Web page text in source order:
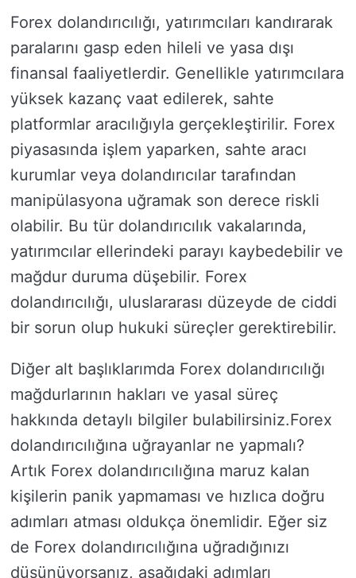
Forex dolandırıcılığı, yatırımcıları kandırarak
paralarını gasp eden hileli ve yasa dışı
finansal faaliyetlerdir. Genellikle yatırımcılara
yüksek kazanç vaat edilerek, sahte
platformlar aracılığıyla gerçekleştirilir. Forex
piyasasında işlem yaparken, sahte aracı
kurumlar veya dolandırıcılar tarafından
manipülasyona uğramak son derece riskli
olabilir. Bu tür dolandırıcılık vakalarında,
yatırımcılar ellerindeki parayı kaybedebilir ve
mağdur duruma düşebilir. Forex
dolandırıcılığı, uluslararası düzeyde de ciddi
bir sorun olup hukuki süreçler gerektirebilir.
Diğer alt başlıklarımda Forex dolandırıcılığı
mağdurlarının hakları ve yasal süreç
hakkında detaylı bilgiler bulabilirsiniz.Forex
dolandırıcılığına uğrayanlar ne yapmalı?
Artık Forex dolandırıcılığına maruz kalan
kişilerin panik yapmaması ve hızlıca doğru
adımları atması oldukça önemlidir. Eğer siz
de Forex dolandırıcılığına uğradığınızı
düşünüyorsanız, aşağıdaki adımları